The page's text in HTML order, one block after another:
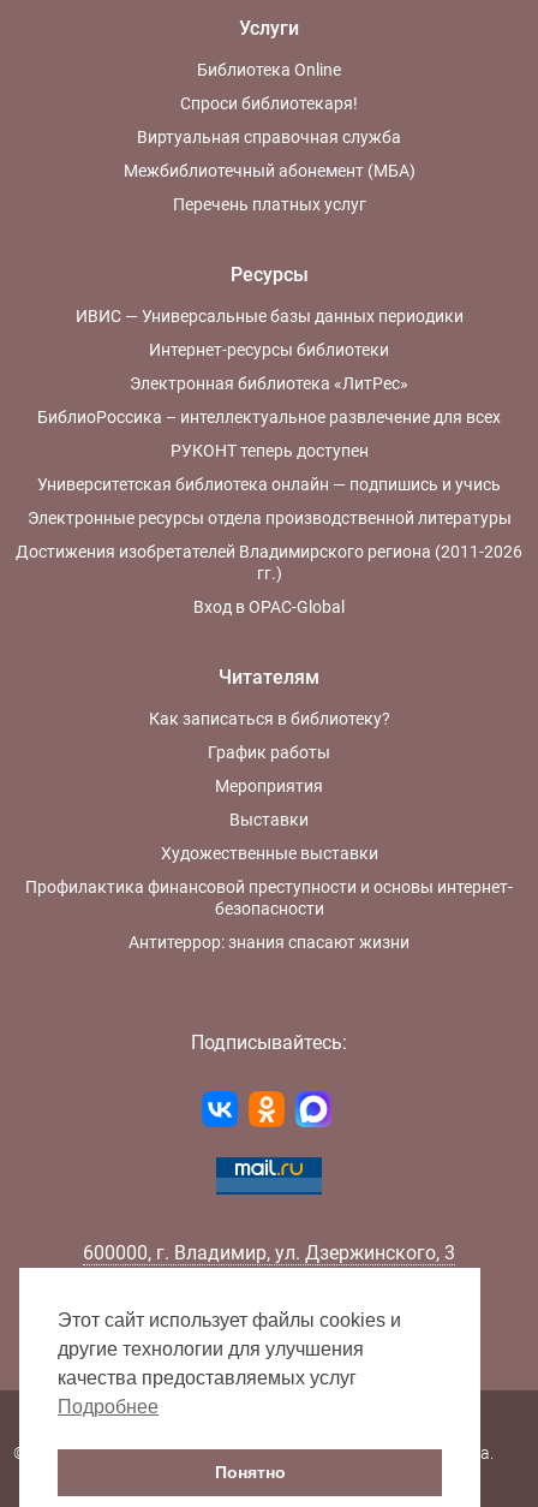
Услуги
Библиотека Online
Спроси библиотекаря!
Виртуальная справочная служба
Межбиблиотечный абонемент (МБА)
Перечень платных услуг
Ресурсы
ИВИС — Универсальные базы данных периодики
Интернет-ресурсы библиотеки
Электронная библиотека «ЛитРес»
БиблиоРоссика – интеллектуальное развлечение для всех
РУКОНТ теперь доступен
Университетская библиотека онлайн — подпишись и учись
Электронные ресурсы отдела производственной литературы
Достижения изобретателей Владимирского региона (2011-2026
гг.)
Вход в OPAC-Global
Читателям
Как записаться в библиотеку?
График работы
Мероприятия
Выставки
Художественные выставки
Профилактика финансовой преступности и основы интернет-
безопасности
Антитеррор: знания спасают жизни
Подписывайтесь:
600000, г. Владимир, ул. Дзержинского, 3
Факс:
+7 (4922) 32-52-88
E-mail:
info@lib33.ru
© 2000 - 2026 Владимирская областная научная библиотека.
Этот сайт использует файлы cookies и
другие технологии для улучшения
качества предоставляемых услуг
Подробнее
Понятно